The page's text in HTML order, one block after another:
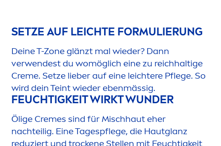
SETZE AUF LEICHTE FORMULIERUNG
Deine T-Zone glänzt mal wieder? Dann
verwendest du womöglich eine zu reichhaltige
Creme. Setze lieber auf eine leichtere Pflege. So
wird dein Teint wieder ebenmässig.
FEUCHTIGKEIT WIRKT WUNDER
Ölige Cremes sind für Mischhaut eher
nachteilig. Eine Tagespflege, die Hautglanz
reduziert und trockene Stellen mit Feuchtigkeit